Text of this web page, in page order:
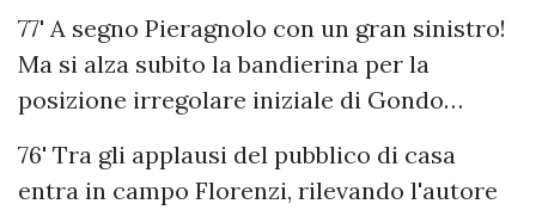
77' A segno Pieragnolo con un gran sinistro!
Ma si alza subito la bandierina per la
posizione irregolare iniziale di Gondo…
76' Tra gli applausi del pubblico di casa
entra in campo Florenzi, rilevando l'autore